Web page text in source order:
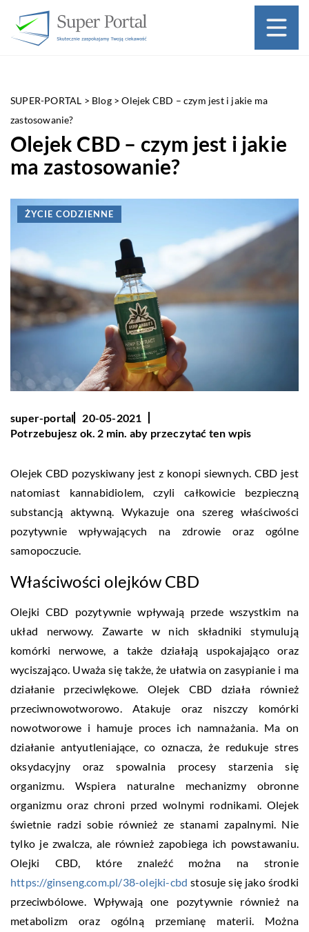
SUPER-PORTAL > Blog>Olejek CBD – czym jest i jakie ma
zastosowanie?
Olejek CBD – czym jest i jakie
ma zastosowanie?
ŻYCIE CODZIENNE
super-portal
20-05-2021
Potrzebujesz ok. 2 min. aby przeczytać ten wpis
Olejek CBD pozyskiwany jest z konopi siewnych. CBD jest
natomiast kannabidiolem, czyli całkowicie bezpieczną
substancją aktywną. Wykazuje ona szereg właściwości
pozytywnie wpływających na zdrowie oraz ogólne
samopoczucie.
Właściwości olejków CBD
Olejki CBD pozytywnie wpływają przede wszystkim na
układ nerwowy. Zawarte w nich składniki stymulują
komórki nerwowe, a także działają uspokajająco oraz
wyciszająco. Uważa się także, że ułatwia on zasypianie i ma
działanie przeciwlękowe. Olejek CBD działa również
przeciwnowotworowo. Atakuje oraz niszczy komórki
nowotworowe i hamuje proces ich namnażania. Ma on
działanie antyutleniające, co oznacza, że redukuje stres
oksydacyjny oraz spowalnia procesy starzenia się
organizmu. Wspiera naturalne mechanizmy obronne
organizmu oraz chroni przed wolnymi rodnikami. Olejek
świetnie radzi sobie również ze stanami zapalnymi. Nie
tylko je zwalcza, ale również zapobiega ich powstawaniu.
Olejki CBD, które znaleźć można na stronie
https://ginseng.com.pl/38-olejki-cbd stosuje się jako środki
przeciwbólowe. Wpływają one pozytywnie również na
metabolizm oraz ogólną przemianę materii. Można